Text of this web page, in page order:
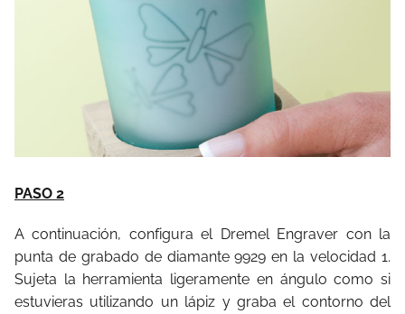
PASO 2
A continuación, configura el Dremel Engraver con la
punta de grabado de diamante 9929 en la velocidad 1.
Sujeta la herramienta ligeramente en ángulo como si
estuvieras utilizando un lápiz y graba el contorno del